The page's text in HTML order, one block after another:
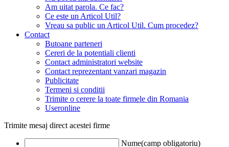
Am uitat parola. Ce fac?
Ce este un Articol Util?
Vreau sa public un Articol Util. Cum procedez?
Contact
Butoane parteneri
Cereri de la potentiali clienti
Contact administratori website
Contact reprezentant vanzari magazin
Publicitate
Termeni si conditii
Trimite o cerere la toate firmele din Romania
Useronline
Trimite mesaj direct acestei firme
Nume(camp obligatoriu)